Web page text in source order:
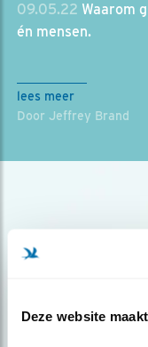
Deze website
09.05.22 Waarom
én mensen.
lees meer
Door Jeffrey Brand